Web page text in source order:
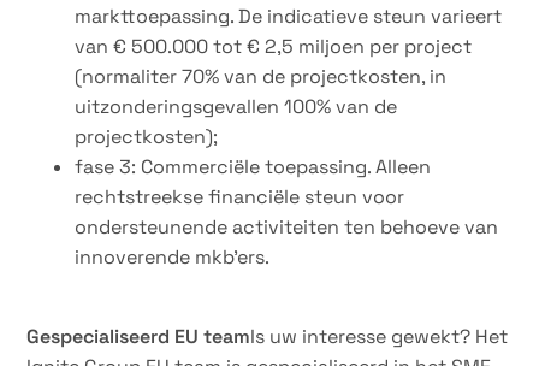
markttoepassing. De indicatieve steun varieert
van € 500.000 tot € 2,5 miljoen per project
(normaliter 70% van de projectkosten, in
uitzonderingsgevallen 100% van de
projectkosten);
fase 3: Commerciële toepassing. Alleen
rechtstreekse financiële steun voor
ondersteunende activiteiten ten behoeve van
innoverende mkb’ers.
Gespecialiseerd EU teamIs uw interesse gewekt? Het